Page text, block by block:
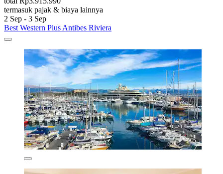
termasuk pajak & biaya lainnya
2 Sep - 3 Sep
Best Western Plus Antibes Riviera